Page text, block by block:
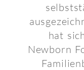
hat
Newborn